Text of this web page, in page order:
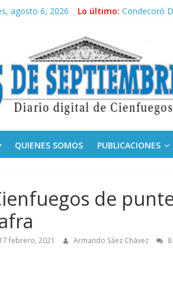
agosto 6, 2026 Lo último: Operación
Siguen
Asela, una
Cubanos
QUIENES SOMOS PUBLICACIONES
de
17 febrero, 2021 Armando Sáez Chávez